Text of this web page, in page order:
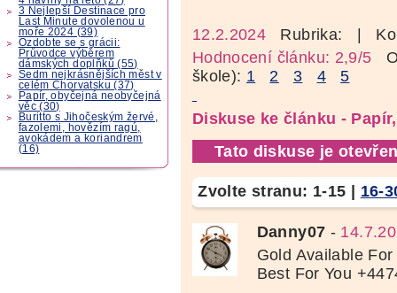
3 Nejlepší Destinace pro
Last Minute dovolenou u
moře 2024 (39)
Ozdobte se s grácii:
Průvodce výběrem
dámských doplňků (55)
Sedm nejkrásnějších měst v
celém Chorvatsku (37)
Papír, obyčejná neobyčejná
věc (30)
Buritto s Jihočeským žervé,
fazolemi, hovězím ragú,
avokádem a koriandrem
(16)
12.2.2024 Rubrika:
|
Hodnocení článku: 2,9/5
škole): 1 2 3 4 5
Diskuse ke článku -
Tato diskuse je
Zvolte stranu: 1-15 | 16-
Danny07 -
Gold Available
Best For You